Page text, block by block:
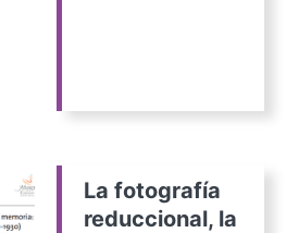
La fotografía
reduccional, la